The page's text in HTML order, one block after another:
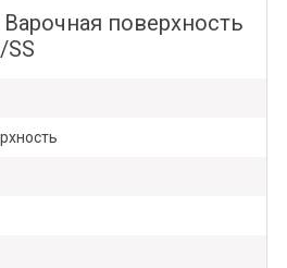
поверхность
SS